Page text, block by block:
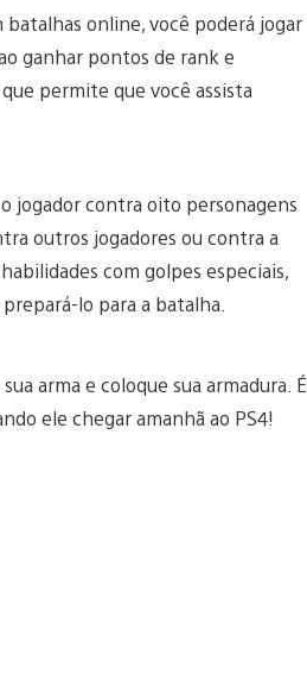
online, você poderá jogar
ganhar pontos de rank e
permite que você assista
jogador contra oito personagens
outros jogadores ou contra a
com golpes especiais,
lo para a batalha.
arma e coloque sua armadura. É
ele chegar amanhã ao PS4!